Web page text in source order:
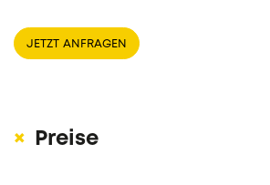
JETZT ANFRAGEN
Preise